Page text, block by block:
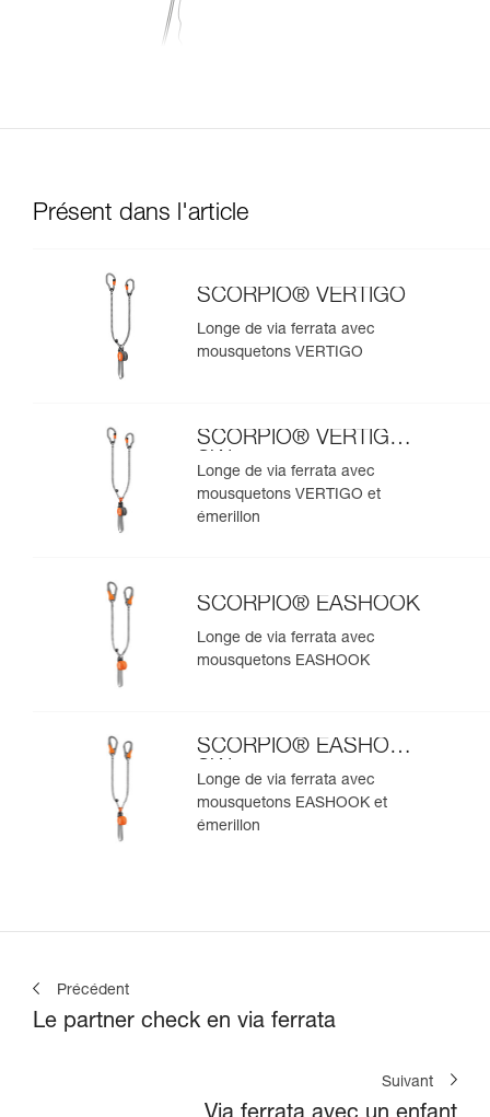
Présent dans l'article
SCORPIO® VERTIGO
Longe de via ferrata avec
mousquetons VERTIGO
SCORPIO® VERTIGO
SW
Longe de via ferrata avec
mousquetons VERTIGO et
émerillon
SCORPIO® EASHOOK
Longe de via ferrata avec
mousquetons EASHOOK
SCORPIO® EASHOOK
SW
Longe de via ferrata avec
mousquetons EASHOOK et
émerillon
Précédent
Le partner check en via ferrata
Suivant